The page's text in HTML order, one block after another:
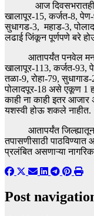
आज दिवसभरातही
खालापूर-15, कर्जत-8,
सुधागड-3, महाड-3,
लढाई जिंकून पूर्णपणे बरे
आतापर्यंत पनवेल
खालापूर-113, कर्जत-93,
तळा-9, रोहा-79,
पोलादपूर-18 असे एकूण 1
काही ना काही इतर आजार
यशस्वी होऊ शकले नाहीत.
आतापर्यंत जिल्ह्यातून
तपासणीसाठी
प्रलंबित असणाऱ्या
Post